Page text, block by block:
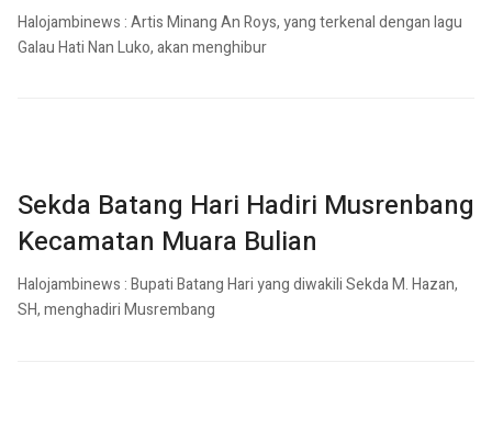
Halojambinews : Artis Minang An Roys, yang terkenal dengan lagu
Galau Hati Nan Luko, akan menghibur
Sekda Batang Hari Hadiri Musrenbang
Kecamatan Muara Bulian
Halojambinews : Bupati Batang Hari yang diwakili Sekda M. Hazan,
SH, menghadiri Musrembang